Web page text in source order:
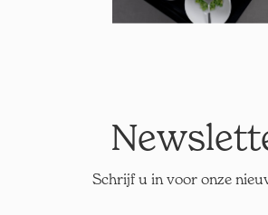
Schrijf u in voor onze